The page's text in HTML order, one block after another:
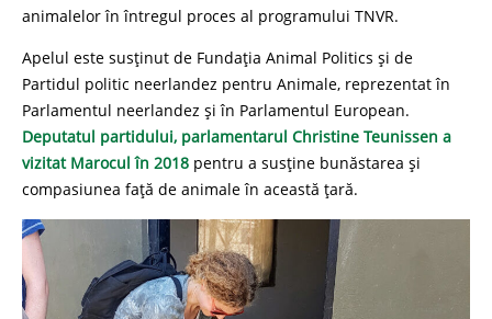
animalelor în întregul proces al programului TNVR.
Apelul este susținut de Fundația Animal Politics și de
Partidul politic neerlandez pentru Animale, reprezentat în
Parlamentul neerlandez și în Parlamentul European.
Deputatul partidului, parlamentarul Christine Teunissen a
vizitat Marocul în 2018 pentru a susține bunăstarea și
compasiunea față de animale în această țară.